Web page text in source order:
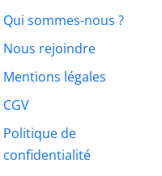
Qui sommes-nous ?
Nous rejoindre
Mentions légales
CGV
Politique de
confidentialité